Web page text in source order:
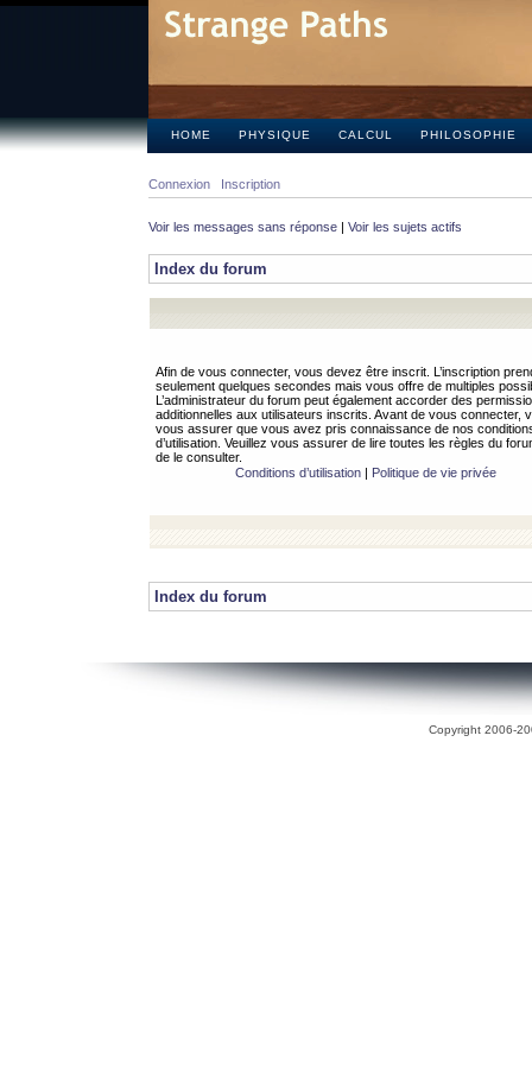
HOME PHYSIQUE CALCUL PHILOSOPHIE
Connexion Inscription
Voir les messages sans réponse | Voir les sujets actifs
Index du forum
Afin de vous connecter, vous devez être inscrit. L’inscription
seulement quelques secondes mais vous offre de multiples
L’administrateur du forum peut également accorder des
additionnelles aux utilisateurs inscrits. Avant de vous connecter,
vous assurer que vous avez pris connaissance de nos
d’utilisation. Veuillez vous assurer de lire toutes les règles du
de le consulter.
Conditions d’utilisation| Politique de vie privée
Index du forum
Copyright 2006-